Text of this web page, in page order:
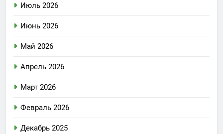
Июль 2026
Июнь 2026
Май 2026
Апрель 2026
Март 2026
Февраль 2026
Декабрь 2025